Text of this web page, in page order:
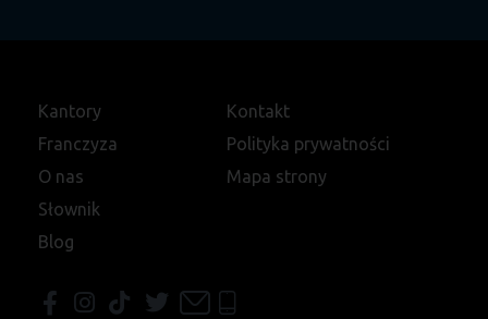
Kantory
Franczyza
O nas
Słownik
Blog
Kontakt
Polityka prywatności
Mapa strony